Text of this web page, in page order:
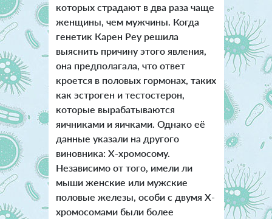
которых страдают в два раза чаще
женщины, чем мужчины. Когда
генетик Карен Реу решила
выяснить причину этого явления,
она предполагала, что ответ
кроется в половых гормонах, таких
как эстроген и тестостерон,
которые вырабатываются
яичниками и яичками. Однако её
данные указали на другого
виновника: Х-хромосому.
Независимо от того, имели ли
мыши женские или мужские
половые железы, особи с двумя Х-
хромосомами были более